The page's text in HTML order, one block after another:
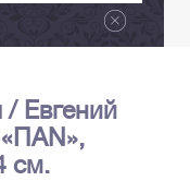
Евгений
см.